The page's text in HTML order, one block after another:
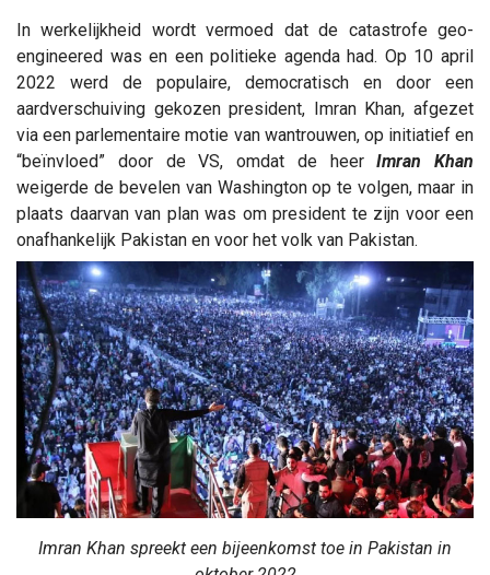
In werkelijkheid wordt vermoed dat de catastrofe geo-
engineered was en een politieke agenda had. Op 10 april
2022 werd de populaire, democratisch en door een
aardverschuiving gekozen president, Imran Khan, afgezet
via een parlementaire motie van wantrouwen, op initiatief en
“beïnvloed” door de VS, omdat de heerImran Khan
weigerde de bevelen van Washington op te volgen, maar in
plaats daarvan van plan was om president te zijn voor een
onafhankelijk Pakistan en voor het volk van Pakistan.
Imran Khan spreekt een bijeenkomst toe in Pakistan in